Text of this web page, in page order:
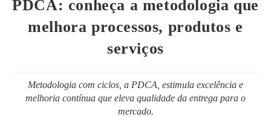
PDCA: conheça a metodologia que
melhora processos, produtos e
serviços
Metodologia com ciclos, a PDCA, estimula excelência e
melhoria contínua que eleva qualidade da entrega para o
mercado.